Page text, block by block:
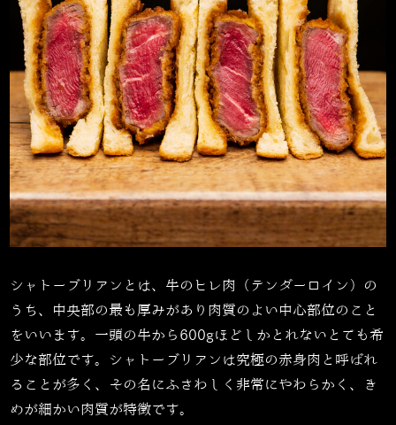
シャトーブリアンとは、牛のヒレ肉（テンダーロイン）の
うち、中央部の最も厚みがあり肉質のよい中心部位のこと
をいいます。一頭の牛から 600gほどしかとれないとても希
少な部位です。シャトーブリアンは究極の赤身肉と呼ばれ
ることが多く、その名にふさわしく非常にやわらかく、き
めが細かい肉質が特徴です。